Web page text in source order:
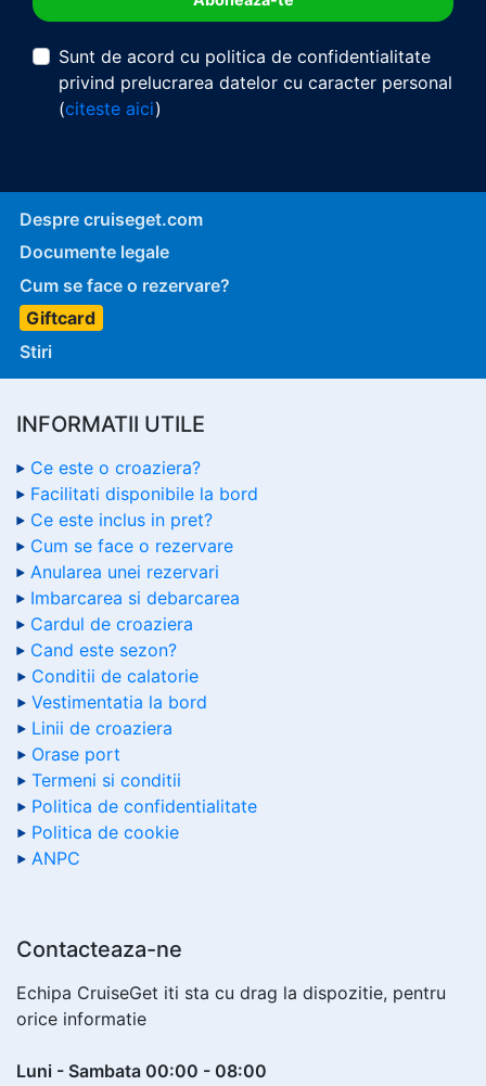
Sunt de acord cu politica de confidentialitate
privind prelucrarea datelor cu caracter personal
(citeste aici)
Despre cruiseget.com
Documente legale
Cum se face o rezervare?
Giftcard
Stiri
INFORMATII UTILE
Ce este o croaziera?
Facilitati disponibile la bord
Ce este inclus in pret?
Cum se face o rezervare
Anularea unei rezervari
Imbarcarea si debarcarea
Cardul de croaziera
Cand este sezon?
Conditii de calatorie
Vestimentatia la bord
Linii de croaziera
Orase port
Termeni si conditii
Politica de confidentialitate
Politica de cookie
ANPC
Contacteaza-ne
Echipa CruiseGet iti sta cu drag la dispozitie, pentru
orice informatie
Luni - Sambata 00:00 - 08:00